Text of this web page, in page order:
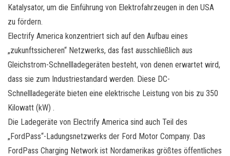
Katalysator, um die Einführung von Elektrofahrzeugen in den USA
zu fördern.
Electrify America konzentriert sich auf den Aufbau eines
„zukunftssicheren“ Netzwerks, das fast ausschließlich aus
Gleichstrom-Schnellladegeräten besteht, von denen erwartet wird,
dass sie zum Industriestandard werden. Diese DC-
Schnellladegeräte bieten eine elektrische Leistung von bis zu 350
Kilowatt (kW) .
Die Ladegeräte von Electrify America sind auch Teil des
„FordPass“-Ladungsnetzwerks der Ford Motor Company. Das
FordPass Charging Network ist Nordamerikas größtes öffentliches